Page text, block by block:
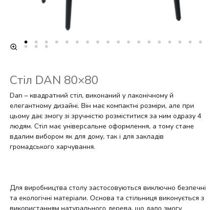
Стіл DAN 80×80
Dan – квадратний стіл, виконаний у лаконічному й
елегантному дизайні. Він має компактні розміри, але при
цьому дає змогу зі зручністю розміститися за ним одразу 4
людям. Стіл має універсальне оформлення, а тому стане
вдалим вибором як для дому, так і для закладів
громадського харчування.
Для виробництва столу застосовуються виключно безпечні
та екологічні матеріали. Основа та стільниця виконується з